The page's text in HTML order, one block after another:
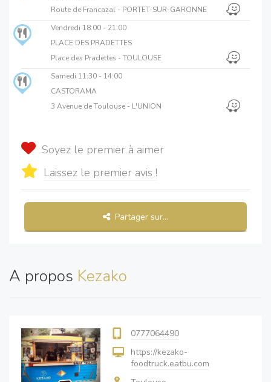
Route de Francazal - PORTET-SUR-GARONNE
Vendredi 18:00 - 21:00
PLACE DES PRADETTES
Place des Pradettes - TOULOUSE
Samedi 11:30 - 14:00
CASTORAMA
3 Avenue de Toulouse - L'UNION
Soyez le premier à aimer
Laissez le premier avis !
Partager sur...
A propos Kezako
0777064490
https://kezako-
foodtruck.eatbu.com